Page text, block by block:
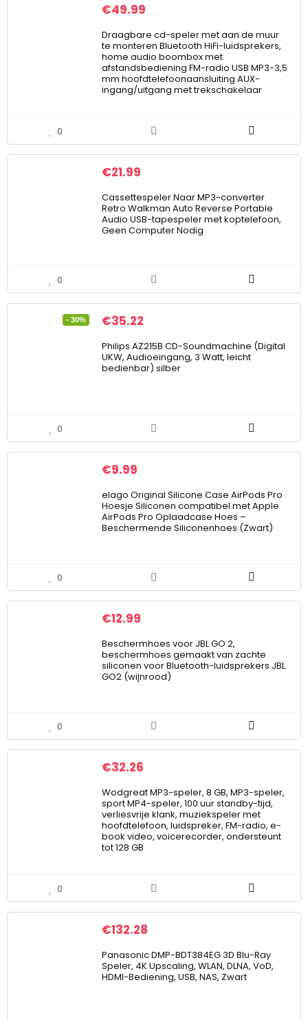
€49.99
Draagbare cd-speler met aan de muur
te monteren Bluetooth HiFi-luidsprekers,
home audio boombox met
afstandsbediening FM-radio USB MP3-3,5
mm hoofdtelefoonaansluiting AUX-
ingang/uitgang met trekschakelaar
0
€21.99
Cassettespeler Naar MP3-converter
Retro Walkman Auto Reverse Portable
Audio USB-tapespeler met koptelefoon,
Geen Computer Nodig
0
- 30% €35.22
Philips AZ215B CD-Soundmachine (Digital
UKW, Audioeingang, 3 Watt, leicht
bedienbar) silber
0
€9.99
elago Original Silicone Case AirPods Pro
Hoesje Siliconen compatibel met Apple
AirPods Pro Oplaadcase Hoes –
Beschermende Siliconenhoes (Zwart)
0
€12.99
Beschermhoes voor JBL GO 2,
beschermhoes gemaakt van zachte
siliconen voor Bluetooth-luidsprekers JBL
GO2 (wijnrood)
0
€32.26
Wodgreat MP3-speler, 8 GB, MP3-speler,
sport MP4-speler, 100 uur standby-tijd,
verliesvrije klank, muziekspeler met
hoofdtelefoon, luidspreker, FM-radio, e-
book video, voicerecorder, ondersteunt
tot 128 GB
0
€132.28
Panasonic DMP-BDT384EG 3D Blu-Ray
Speler, 4K Upscaling, WLAN, DLNA, VoD,
HDMI-Bediening, USB, NAS, Zwart